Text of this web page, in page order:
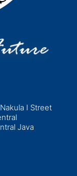
I Street
Java